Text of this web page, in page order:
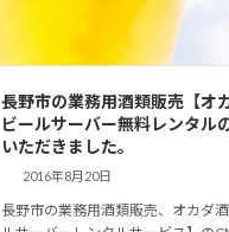
長野市の業務用酒類販売【オ
ビールサーバー無料レンタル
いただきました。
2016年8月20日
長野市の業務用酒類販売、オカダ